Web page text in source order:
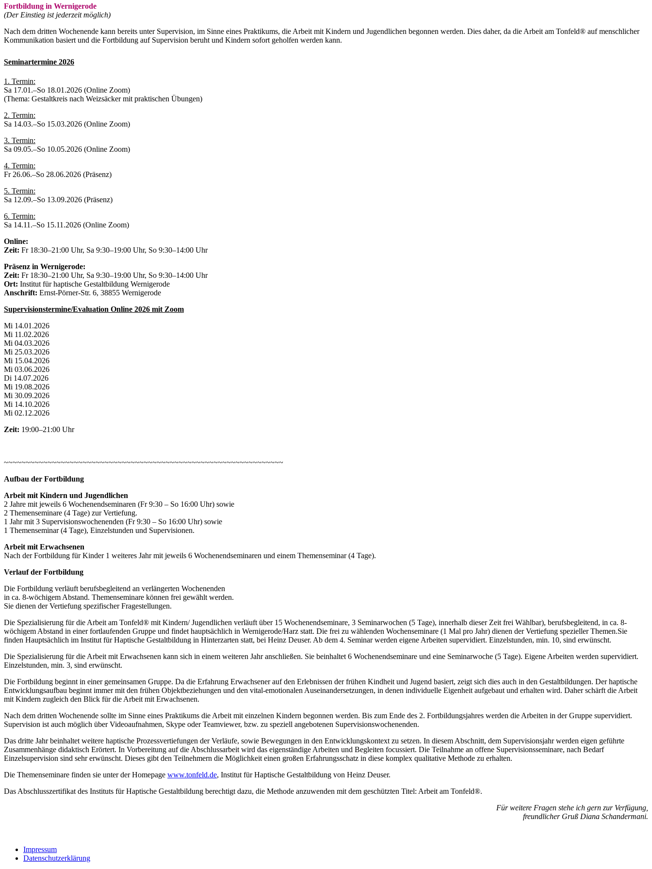
Fortbildung in Wernigerode
(Der Einstieg ist jederzeit möglich)
Nach dem dritten Wochenende kann bereits unter Supervision, im Sinne eines Praktikums, die Arbeit mit Kindern und Jugendlichen begonnen werden. Dies daher, da die Arbeit am Tonfeld® auf menschlicher
Kommunikation basiert und die Fortbildung auf Supervision beruht und Kindern sofort geholfen werden kann.
Seminartermine 2026
1. Termin:
Sa 17.01.–So 18.01.2026 (Online Zoom)
(Thema: Gestaltkreis nach Weizsäcker mit praktischen Übungen)
2. Termin:
Sa 14.03.–So 15.03.2026 (Online Zoom)
3. Termin:
Sa 09.05.–So 10.05.2026 (Online Zoom)
4. Termin:
Fr 26.06.–So 28.06.2026 (Präsenz)
5. Termin:
Sa 12.09.–So 13.09.2026 (Präsenz)
6. Termin:
Sa 14.11.–So 15.11.2026 (Online Zoom)
Online:
Zeit: Fr 18:30–21:00 Uhr, Sa 9:30–19:00 Uhr, So 9:30–14:00 Uhr
Präsenz in Wernigerode:
Zeit: Fr 18:30–21:00 Uhr, Sa 9:30–19:00 Uhr, So 9:30–14:00 Uhr
Ort: Institut für haptische Gestaltbildung Wernigerode
Anschrift: Ernst-Pörner-Str. 6, 38855 Wernigerode
Supervisionstermine/Evaluation Online 2026 mit Zoom
Mi 14.01.2026
Mi 11.02.2026
Mi 04.03.2026
Mi 25.03.2026
Mi 15.04.2026
Mi 03.06.2026
Di 14.07.2026
Mi 19.08.2026
Mi 30.09.2026
Mi 14.10.2026
Mi 02.12.2026
Zeit: 19:00–21:00 Uhr
~~~~~~~~~~~~~~~~~~~~~~~~~~~~~~~~~~~~~~~~~~~~~~~~~~~~~~~~~~~~~~~~
Aufbau der Fortbildung
Arbeit mit Kindern und Jugendlichen
2 Jahre mit jeweils 6 Wochenendseminaren (Fr 9:30 – So 16:00 Uhr) sowie
2 Themenseminare (4 Tage) zur Vertiefung.
1 Jahr mit 3 Supervisionswochenenden (Fr 9:30 – So 16:00 Uhr) sowie
1 Themenseminar (4 Tage), Einzelstunden und Supervisionen.
Arbeit mit Erwachsenen
Nach der Fortbildung für Kinder 1 weiteres Jahr mit jeweils 6 Wochenendseminaren und einem Themenseminar (4 Tage).
Verlauf der Fortbildung
Die Fortbildung verläuft berufsbegleitend an verlängerten Wochenenden
in ca. 8-wöchigem Abstand. Themenseminare können frei gewählt werden.
Sie dienen der Vertiefung spezifischer Fragestellungen.
Die Spezialisierung für die Arbeit am Tonfeld® mit Kindern/ Jugendlichen verläuft über 15 Wochenendseminare, 3 Seminarwochen (5 Tage), innerhalb dieser Zeit frei Wählbar), berufsbegleitend, in ca. 8-
wöchigem Abstand in einer fortlaufenden Gruppe und findet hauptsächlich in Wernigerode/Harz statt. Die frei zu wählenden Wochenseminare (1 Mal pro Jahr) dienen der Vertiefung spezieller Themen.Sie
finden Hauptsächlich im Institut für Haptische Gestaltbildung in Hinterzarten statt, bei Heinz Deuser. Ab dem 4. Seminar werden eigene Arbeiten supervidiert. Einzelstunden, min. 10, sind erwünscht.
Die Spezialisierung für die Arbeit mit Erwachsenen kann sich in einem weiteren Jahr anschließen. Sie beinhaltet 6 Wochenendseminare und eine Seminarwoche (5 Tage). Eigene Arbeiten werden supervidiert.
Einzelstunden, min. 3, sind erwünscht.
Die Fortbildung beginnt in einer gemeinsamen Gruppe. Da die Erfahrung Erwachsener auf den Erlebnissen der frühen Kindheit und Jugend basiert, zeigt sich dies auch in den Gestaltbildungen. Der haptische
Entwicklungsaufbau beginnt immer mit den frühen Objektbeziehungen und den vital-emotionalen Auseinandersetzungen, in denen individuelle Eigenheit aufgebaut und erhalten wird. Daher schärft die Arbeit
mit Kindern zugleich den Blick für die Arbeit mit Erwachsenen.
Nach dem dritten Wochenende sollte im Sinne eines Praktikums die Arbeit mit einzelnen Kindern begonnen werden. Bis zum Ende des 2. Fortbildungsjahres werden die Arbeiten in der Gruppe supervidiert.
Supervision ist auch möglich über Videoaufnahmen, Skype oder Teamviewer, bzw. zu speziell angebotenen Supervisionswochenenden.
Das dritte Jahr beinhaltet weitere haptische Prozessvertiefungen der Verläufe, sowie Bewegungen in den Entwicklungskontext zu setzen. In diesem Abschnitt, dem Supervisionsjahr werden eigen geführte
Zusammenhänge didaktisch Erörtert. In Vorbereitung auf die Abschlussarbeit wird das eigenständige Arbeiten und Begleiten focussiert. Die Teilnahme an offene Supervisionsseminare, nach Bedarf
Einzelsupervision sind sehr erwünscht. Dieses gibt den Teilnehmern die Möglichkeit einen großen Erfahrungsschatz in diese komplex qualitative Methode zu erhalten.
Die Themenseminare finden sie unter der Homepage www.tonfeld.de, Institut für Haptische Gestaltbildung von Heinz Deuser.
Das Abschlusszertifikat des Instituts für Haptische Gestaltbildung berechtigt dazu, die Methode anzuwenden mit dem geschützten Titel: Arbeit am Tonfeld®.
Für weitere Fragen stehe ich gern zur Verfügung,
freundlicher Gruß Diana Schandermani.
Impressum
Datenschutzerklärung